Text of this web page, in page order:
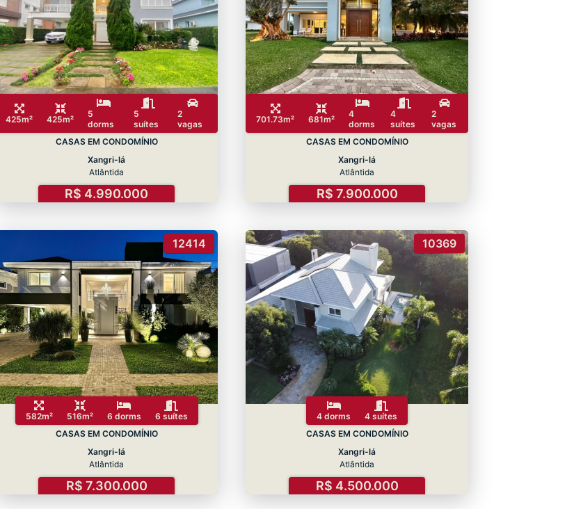
425m² 425m²
5
dorms
5
suítes
2
vagas
CASAS EM CONDOMÍNIO
Xangri-lá
Atlântida
R$ 4.990.000
701.73m² 681m²
4
dorms
4
suítes
2
vagas
CASAS EM CONDOMÍNIO
Xangri-lá
Atlântida
R$ 7.900.000
12414
582m² 516m² 6 dorms
6 suítes
CASAS EM CONDOMÍNIO
Xangri-lá
Atlântida
R$ 7.300.000
10369
4 dorms
4 suítes
CASAS EM CONDOMÍNIO
Xangri-lá
Atlântida
R$ 4.500.000